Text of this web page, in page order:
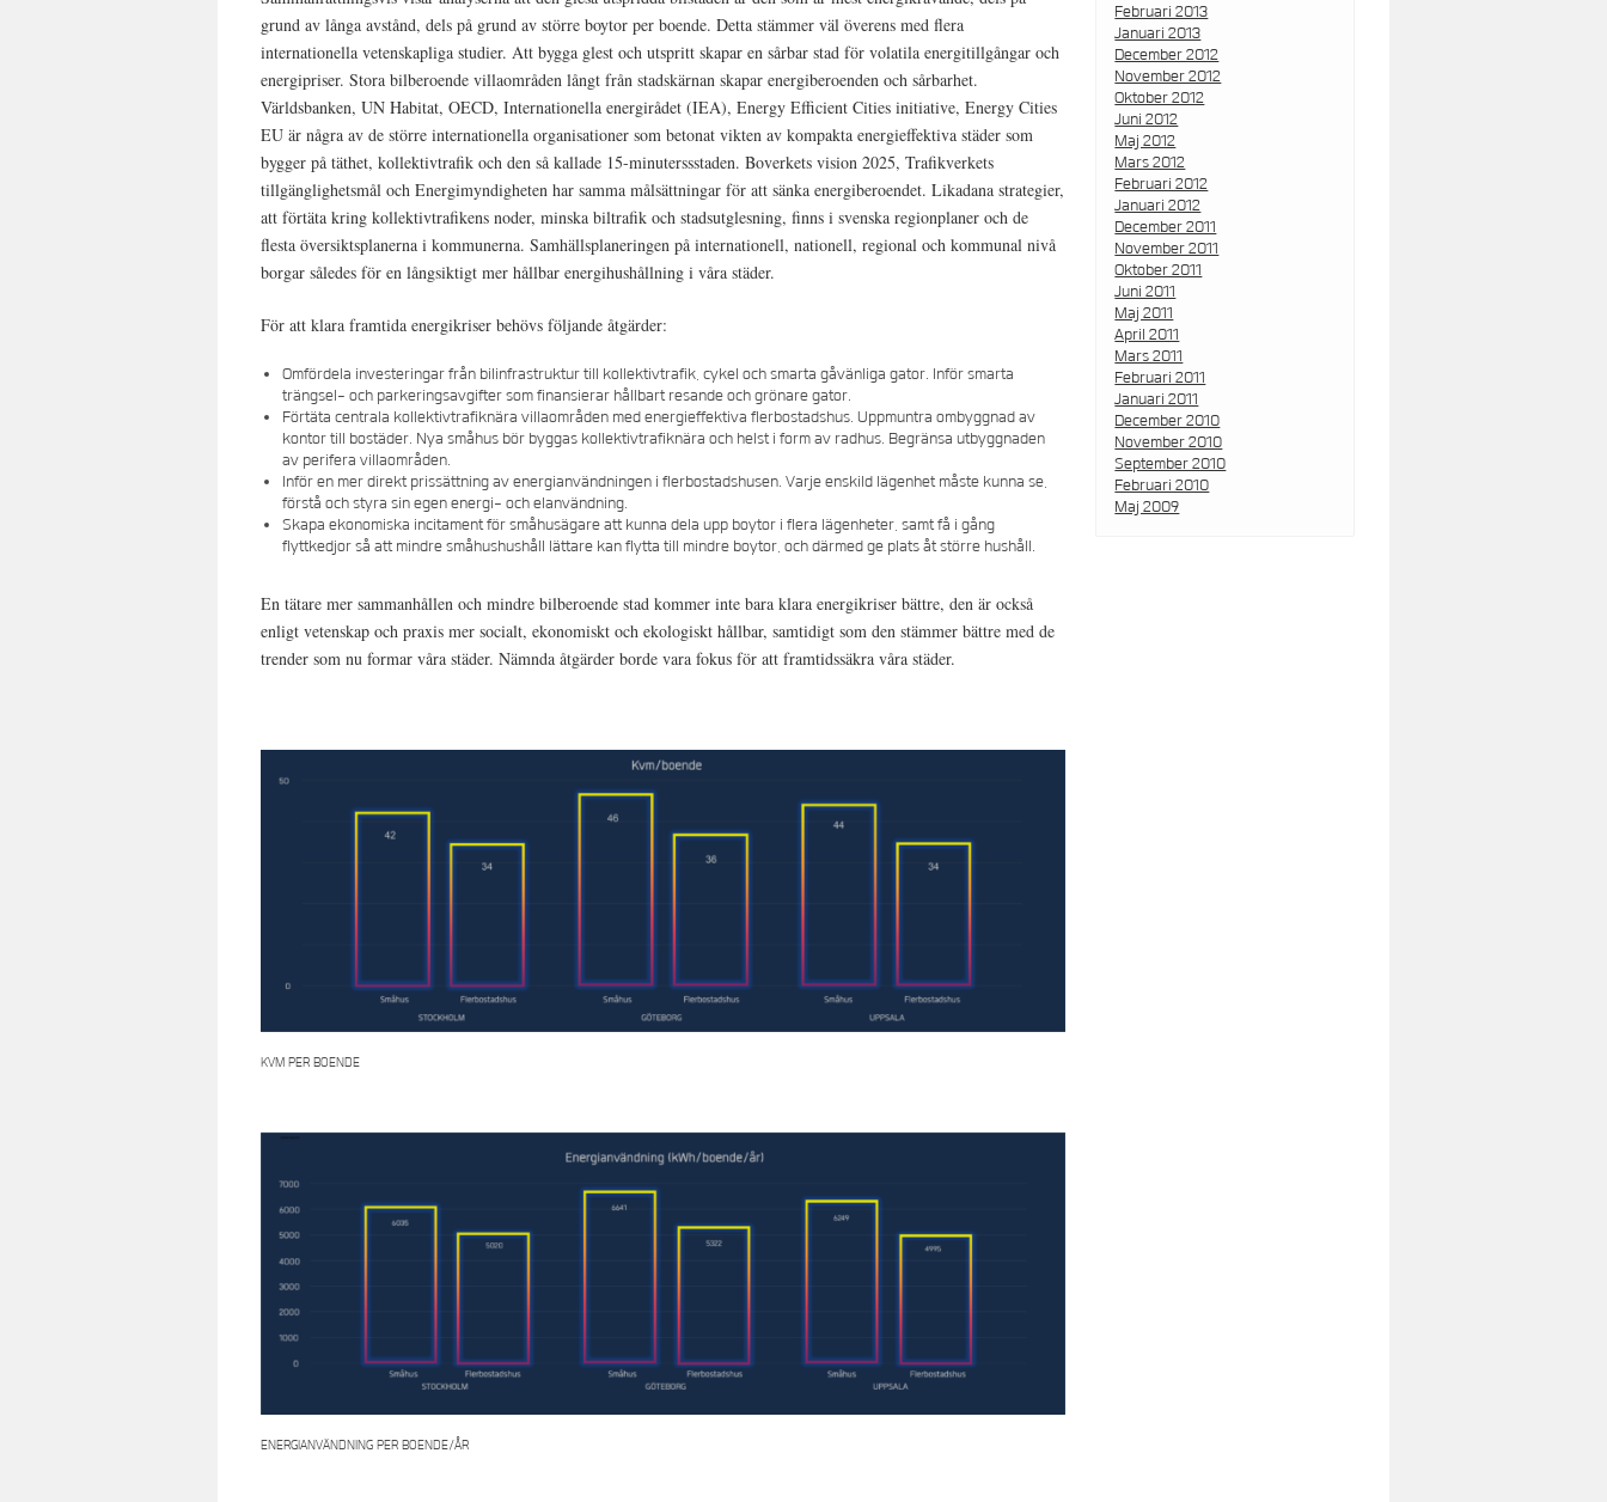
grund av långa avstånd, dels på grund av större boytor per boende. Detta stämmer väl överens med flera
internationella vetenskapliga studier. Att bygga glest och utspritt skapar en sårbar stad för volatila energitillgångar och
energipriser. Stora bilberoende villaområden långt från stadskärnan skapar energiberoenden och sårbarhet.
Världsbanken, UN Habitat, OECD, Internationella energirådet (IEA), Energy Efficient Cities initiative, Energy Cities
EU är några av de större internationella organisationer som betonat vikten av kompakta energieffektiva städer som
bygger på täthet, kollektivtrafik och den så kallade 15-minuterssstaden. Boverkets vision 2025, Trafikverkets
tillgänglighetsmål och Energimyndigheten har samma målsättningar för att sänka energiberoendet. Likadana strategier,
att förtäta kring kollektivtrafikens noder, minska biltrafik och stadsutglesning, finns i svenska regionplaner och de
flesta översiktsplanerna i kommunerna. Samhällsplaneringen på internationell, nationell, regional och kommunal nivå
borgar således för en långsiktigt mer hållbar energihushållning i våra städer.
För att klara framtida energikriser behövs följande åtgärder:
Omfördela investeringar från bilinfrastruktur till kollektivtrafik, cykel och smarta gåvänliga gator. Inför smarta
trängsel- och parkeringsavgifter som finansierar hållbart resande och grönare gator.
Förtäta centrala kollektivtrafiknära villaområden med energieffektiva flerbostadshus. Uppmuntra ombyggnad av
kontor till bostäder. Nya småhus bör byggas kollektivtrafiknära och helst i form av radhus. Begränsa utbyggnaden
av perifera villaområden.
Inför en mer direkt prissättning av energianvändningen i flerbostadshusen. Varje enskild lägenhet måste kunna se,
förstå och styra sin egen energi- och elanvändning.
Skapa ekonomiska incitament för småhusägare att kunna dela upp boytor i flera lägenheter, samt få i gång
flyttkedjor så att mindre småhushushåll lättare kan flytta till mindre boytor, och därmed ge plats åt större hushåll.
En tätare mer sammanhållen och mindre bilberoende stad kommer inte bara klara energikriser bättre, den är också
enligt vetenskap och praxis mer socialt, ekonomiskt och ekologiskt hållbar, samtidigt som den stämmer bättre med de
trender som nu formar våra städer. Nämnda åtgärder borde vara fokus för att framtidssäkra våra städer.
KVM PER BOENDE
ENERGIANVÄNDNING PER BOENDE/ÅR
Februari 2013
Januari 2013
December 2012
November 2012
Oktober 2012
Juni 2012
Maj 2012
Mars 2012
Februari 2012
Januari 2012
December 2011
November 2011
Oktober 2011
Juni 2011
Maj 2011
April 2011
Mars 2011
Februari 2011
Januari 2011
December 2010
November 2010
September 2010
Februari 2010
Maj 2009